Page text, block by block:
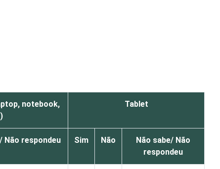
notebook,
Tablet
Não respondeu Sim Não
Não sabe/ Não
respondeu